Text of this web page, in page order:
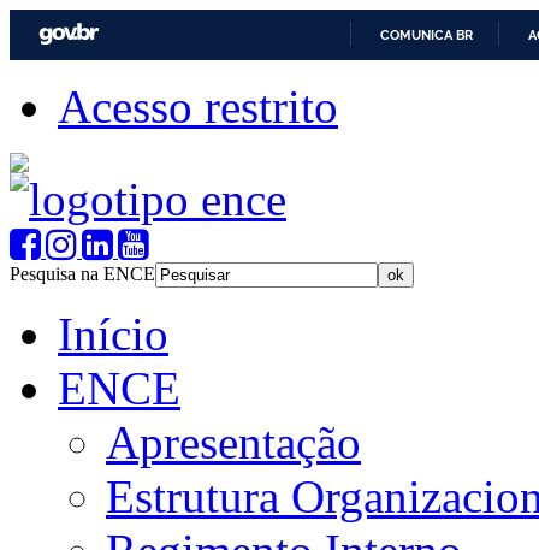
COMUNICA BR
Acesso restrito
Pesquisa na ENCE
Início
ENCE
Apresentação
Estrutura